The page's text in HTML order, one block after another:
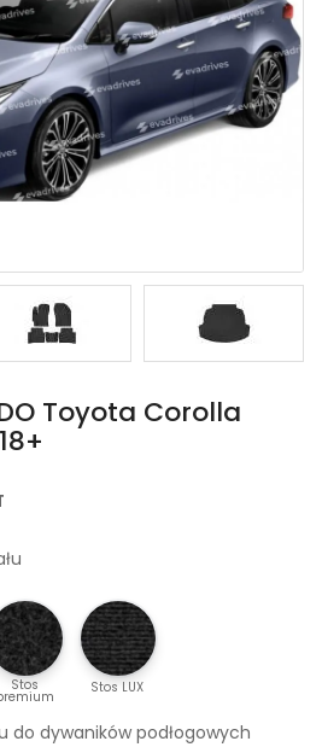
DO Toyota Corolla
Stos Stos LUX
do dywaników podłogowych